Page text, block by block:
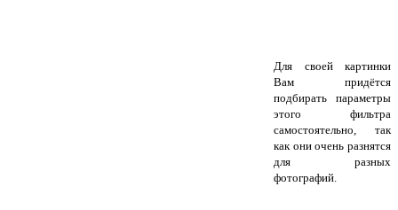
Для своей картинки
Вам придётся
подбирать параметры
этого фильтра
самостоятельно, так
как они очень разнятся
для разных
фотографий.